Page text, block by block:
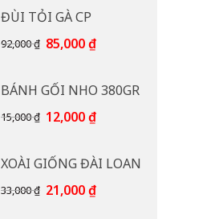
110,000 ₫.
ĐÙI TỎI GÀ CP
92,000₫ Giá
92,000 ₫.
85,000₫Giá
là:
85,000 ₫.
BÁNH GỐI NHO 380GR
15,000₫ Giá
15,000 ₫.
12,000₫Giá
là:
12,000 ₫.
XOÀI GIỐNG ĐÀI LOAN
33,000₫ Giá
21,000₫Giá